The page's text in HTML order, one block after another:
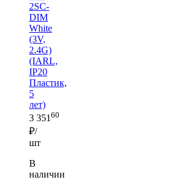
2SC-
DIM
White
(3V,
2.4G)
(IARL,
IP20
Пластик,
5
лет)
3 35160
₽/
шт
В
наличии